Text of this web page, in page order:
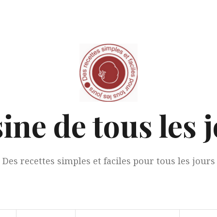
de tous les
Des recettes simples et faciles pour tous les jours